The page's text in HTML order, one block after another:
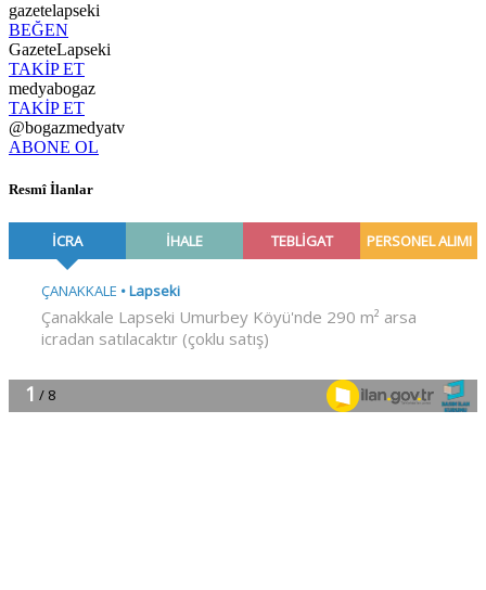
gazetelapseki
BEĞEN
GazeteLapseki
TAKİP ET
medyabogaz
TAKİP ET
@bogazmedyatv
ABONE OL
Resmî İlanlar